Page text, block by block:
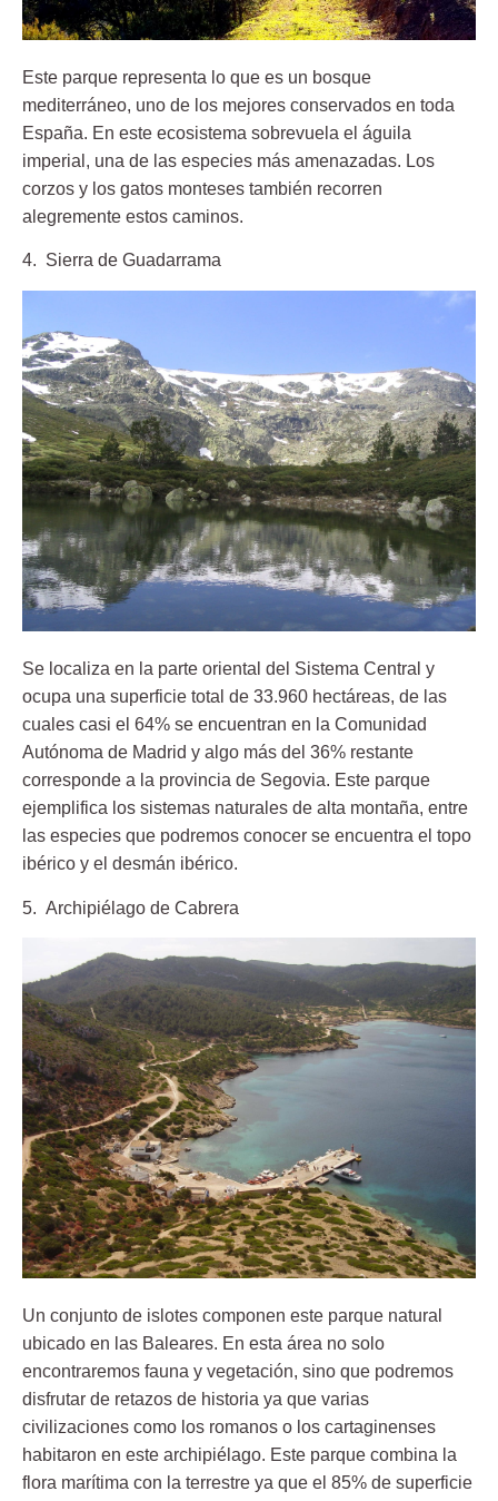
Este parque representa lo que es un bosque
mediterráneo, uno de los mejores conservados en toda
España. En este ecosistema sobrevuela el águila
imperial, una de las especies más amenazadas. Los
corzos y los gatos monteses también recorren
alegremente estos caminos.
4. Sierra de Guadarrama
Se localiza en la parte oriental del Sistema Central y
ocupa una superficie total de 33.960 hectáreas, de las
cuales casi el 64% se encuentran en la Comunidad
Autónoma de Madrid y algo más del 36% restante
corresponde a la provincia de Segovia. Este parque
ejemplifica los sistemas naturales de alta montaña, entre
las especies que podremos conocer se encuentra el topo
ibérico y el desmán ibérico.
5. Archipiélago de Cabrera
Un conjunto de islotes componen este parque natural
ubicado en las Baleares. En esta área no solo
encontraremos fauna y vegetación, sino que podremos
disfrutar de retazos de historia ya que varias
civilizaciones como los romanos o los cartaginenses
habitaron en este archipiélago. Este parque combina la
flora marítima con la terrestre ya que el 85% de superficie